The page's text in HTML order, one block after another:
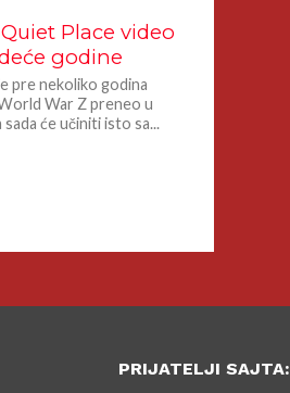
Place video
godine
pre nekoliko godina
War Z preneo u
će učiniti isto sa...
PRIJATELJI SAJTA: